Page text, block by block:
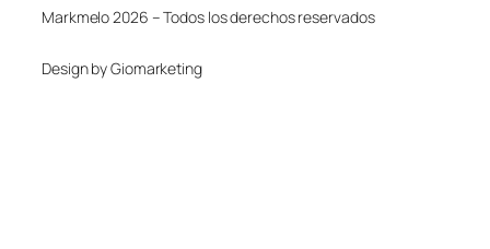
Markmelo 2026 – Todos los derechos reservados
Design by Giomarketing